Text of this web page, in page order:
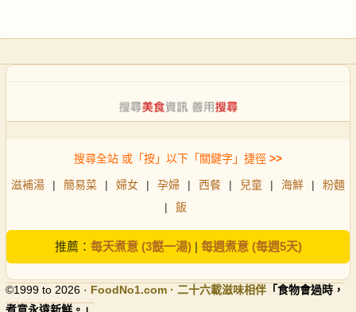
搜尋全站 或「按」以下「關鍵字」捷徑 >>
滋補湯 | 簡易菜 | 婦女 | 孕婦 | 西餐 | 兒童 | 海鮮 |
粉麵
|
飯
推薦： 每天煮意 (3餸一湯)| 每週煮意 (每週5天)
©1999 to 2026 · FoodNo1.com · 二十六載滋味相伴 「食物會過時，